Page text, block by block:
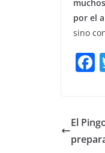
por el
sino
F
e
El